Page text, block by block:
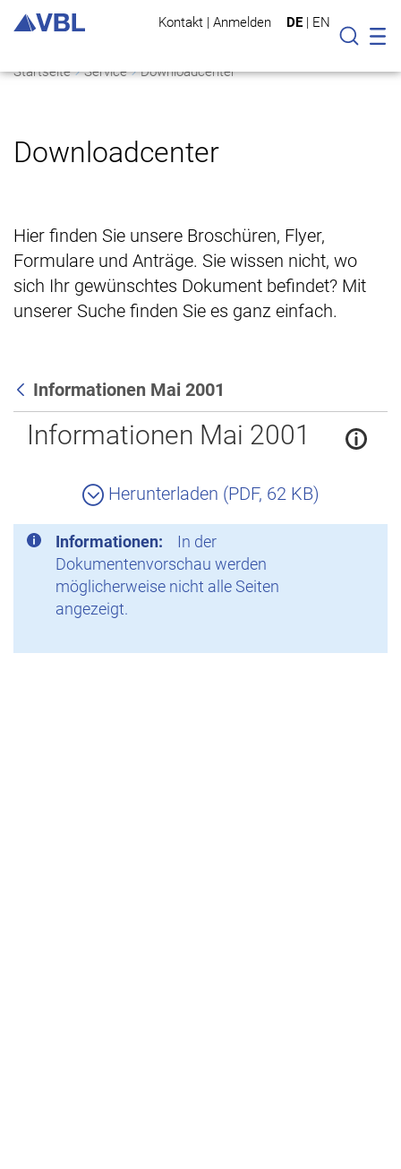
Kontakt | Anmelden DE | EN
Suche
Startseite Service Downloadcenter
Downloadcenter
Hier finden Sie unsere Broschüren, Flyer,
Formulare und Anträge. Sie wissen nicht, wo
sich Ihr gewünschtes Dokument befindet? Mit
unserer Suche finden Sie es ganz einfach.
Zurück
Informationen Mai 2001
Informationen Mai 2001
Herunterladen (PDF, 62 KB)
Informationen:
In der
Dokumentenvorschau werden
möglicherweise nicht alle Seiten
angezeigt.